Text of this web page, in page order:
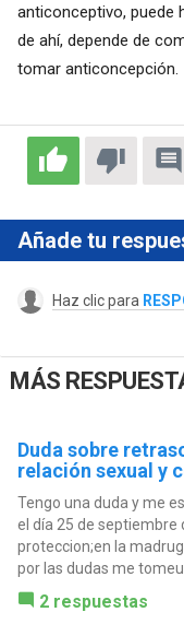
anticonceptivo, puede
de ahí, depende de
tomar anticoncepción.
Añade tu
Haz clic para
MÁS
Duda sobre
relación sexual y
Tengo una duda y me
el día 25 de septiembre
proteccion;en la
por las dudas me
2 respuestas